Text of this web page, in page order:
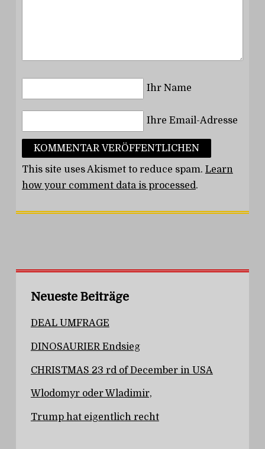
Ihr Name
Ihre Email-Adresse
This site uses Akismet to reduce spam. Learn
how your comment data is processed.
Neueste Beiträge
DEAL UMFRAGE
DINOSAURIER Endsieg
CHRISTMAS 23 rd of December in USA
Wlodomyr oder Wladimir,
Trump hat eigentlich recht